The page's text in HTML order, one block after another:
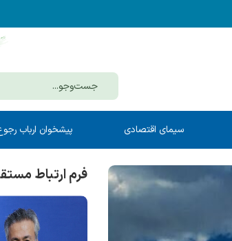
سیمای اقتصادی
استان
پیشخوان ارباب
فرم ارتباط